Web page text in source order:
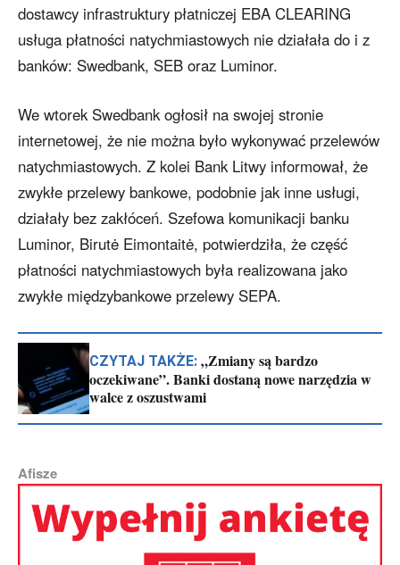
dostawcy infrastruktury płatniczej EBA CLEARING
usługa płatności natychmiastowych nie działała do i z
banków: Swedbank, SEB oraz Luminor.
We wtorek Swedbank ogłosił na swojej stronie
internetowej, że nie można było wykonywać przelewów
natychmiastowych. Z kolei Bank Litwy informował, że
zwykłe przelewy bankowe, podobnie jak inne usługi,
działały bez zakłóceń. Szefowa komunikacji banku
Luminor, Birutė Eimontaitė, potwierdziła, że część
płatności natychmiastowych była realizowana jako
zwykłe międzybankowe przelewy SEPA.
CZYTAJ TAKŻE: „Zmiany są bardzo
oczekiwane”. Banki dostaną nowe narzędzia w
walce z oszustwami
Afisze